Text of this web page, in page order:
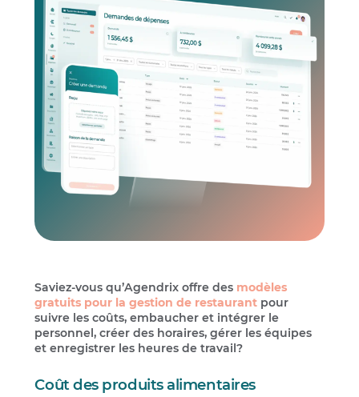
Saviez-vous qu’Agendrix offre des modèles
gratuits pour la gestion de restaurant pour
suivre les coûts, embaucher et intégrer le
personnel, créer des horaires, gérer les équipes
et enregistrer les heures de travail?
Coût des produits alimentaires